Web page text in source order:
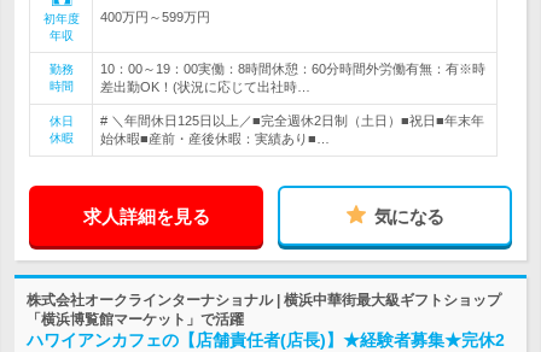
初年度
年収
400万円～599万円
勤務
時間
10：00～19：00実働：8時間休憩：60分時間外労働有無：有※時
差出勤OK！(状況に応じて出社時…
休日
休暇
# ＼年間休日125日以上／■完全週休2日制（土日）■祝日■年末年
始休暇■産前・産後休暇：実績あり■…
求人詳細を見る 気になる
株式会社オークラインターナショナル | 横浜中華街最大級ギフトショップ
「横浜博覧館マーケット」で活躍
ハワイアンカフェの【店舗責任者(店長)】★経験者募集★完休2